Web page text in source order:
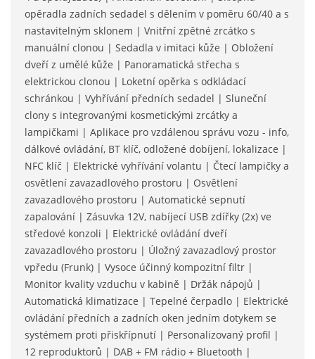
opěradla zadních sedadel s dělením v poměru 60/40 a s
nastavitelným sklonem | Vnitřní zpětné zrcátko s
manuální clonou | Sedadla v imitaci kůže | Obložení
dveří z umělé kůže | Panoramatická střecha s
elektrickou clonou | Loketní opěrka s odkládací
schránkou | Vyhřívání předních sedadel | Sluneční
clony s integrovanými kosmetickými zrcátky a
lampičkami | Aplikace pro vzdálenou správu vozu - info,
dálkové ovládání, BT klíč, odložené dobíjení, lokalizace |
NFC klíč | Elektrické vyhřívání volantu | Čtecí lampičky a
osvětlení zavazadlového prostoru | Osvětlení
zavazadlového prostoru | Automatické sepnutí
zapalování | Zásuvka 12V, nabíjecí USB zdířky (2x) ve
středové konzoli | Elektrické ovládání dveří
zavazadlového prostoru | Úložný zavazadlový prostor
vpředu (Frunk) | Vysoce účinný kompozitní filtr |
Monitor kvality vzduchu v kabině | Držák nápojů |
Automatická klimatizace | Tepelné čerpadlo | Elektrické
ovládání předních a zadních oken jedním dotykem se
systémem proti přiskřípnutí | Personalizovaný profil |
12 reproduktorů | DAB + FM rádio + Bluetooth |